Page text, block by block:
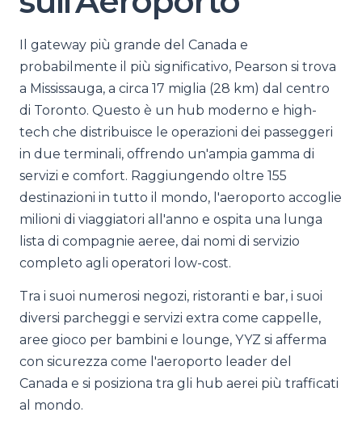
Il gateway più grande del Canada e
probabilmente il più significativo, Pearson si trova
a Mississauga, a circa 17 miglia (28 km) dal centro
di Toronto. Questo è un hub moderno e high-
tech che distribuisce le operazioni dei passeggeri
in due terminali, offrendo un'ampia gamma di
servizi e comfort. Raggiungendo oltre 155
destinazioni in tutto il mondo, l'aeroporto accoglie
milioni di viaggiatori all'anno e ospita una lunga
lista di compagnie aeree, dai nomi di servizio
completo agli operatori low-cost.
Tra i suoi numerosi negozi, ristoranti e bar, i suoi
diversi parcheggi e servizi extra come cappelle,
aree gioco per bambini e lounge, YYZ si afferma
con sicurezza come l'aeroporto leader del
Canada e si posiziona tra gli hub aerei più trafficati
al mondo.